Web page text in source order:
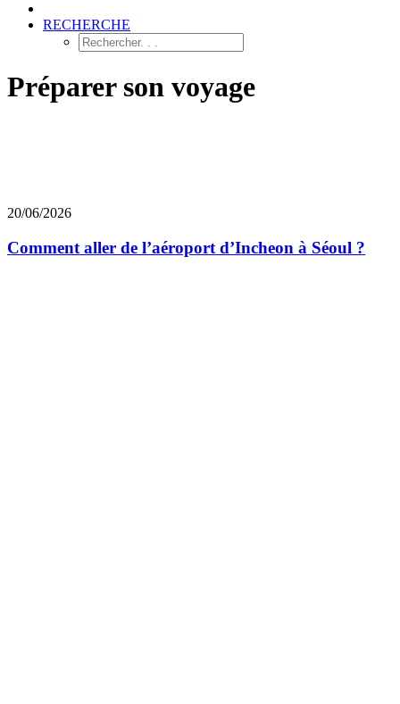
RECHERCHE
Préparer son voyage
20/06/2026
Comment aller de l’aéroport d’Incheon à Séoul ?